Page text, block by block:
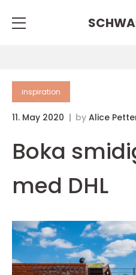
inspiration
11. May 2020 by Alice
Boka
med DHL